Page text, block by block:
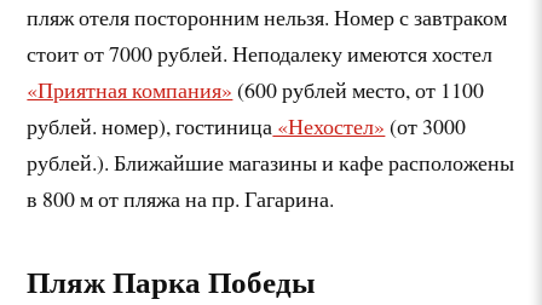
пляж отеля посторонним нельзя. Номер с завтраком
стоит от 7000 рублей. Неподалеку имеются хостел
«Приятная компания» (600 рублей место, от 1100
рублей. номер), гостиница «Нехостел» (от 3000
рублей.). Ближайшие магазины и кафе расположены
в 800 м от пляжа на пр. Гагарина.
Пляж Парка Победы